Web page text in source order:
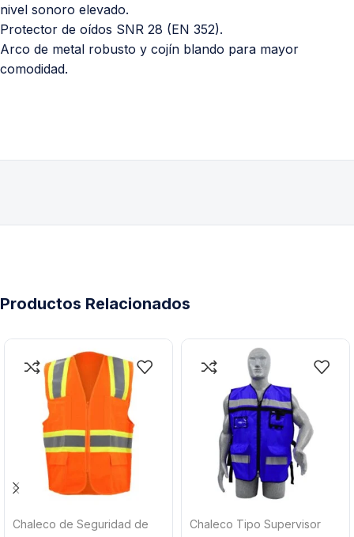
nivel sonoro elevado.
Protector de oídos SNR 28 (EN 352).
Arco de metal robusto y cojín blando para mayor
comodidad.
Productos Relacionados
Chaleco de Seguridad de
Chaleco Tipo Supervisor